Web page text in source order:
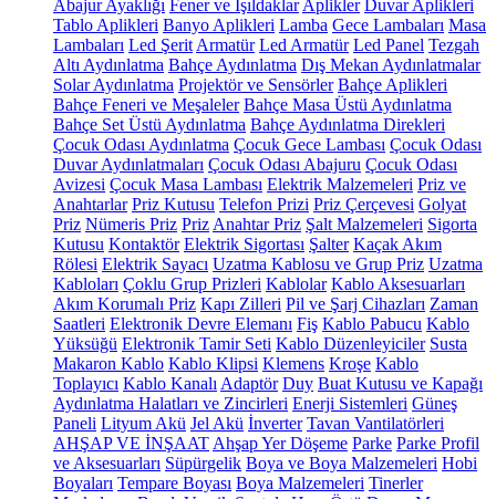
Abajur Ayaklığı Fener ve Işıldaklar Aplikler Duvar Aplikleri
Tablo Aplikleri Banyo Aplikleri Lamba Gece Lambaları Masa
Lambaları Led Şerit Armatür Led Armatür Led Panel Tezgah
Altı Aydınlatma Bahçe Aydınlatma Dış Mekan Aydınlatmalar
Solar Aydınlatma Projektör ve Sensörler Bahçe Aplikleri
Bahçe Feneri ve Meşaleler Bahçe Masa Üstü Aydınlatma
Bahçe Set Üstü Aydınlatma Bahçe Aydınlatma Direkleri
Çocuk Odası Aydınlatma Çocuk Gece Lambası Çocuk Odası
Duvar Aydınlatmaları Çocuk Odası Abajuru Çocuk Odası
Avizesi Çocuk Masa Lambası Elektrik Malzemeleri Priz ve
Anahtarlar Priz Kutusu Telefon Prizi Priz Çerçevesi Golyat
Priz Nümeris Priz Priz Anahtar Priz Şalt Malzemeleri Sigorta
Kutusu Kontaktör Elektrik Sigortası Şalter Kaçak Akım
Rölesi Elektrik Sayacı Uzatma Kablosu ve Grup Priz Uzatma
Kabloları Çoklu Grup Prizleri Kablolar Kablo Aksesuarları
Akım Korumalı Priz Kapı Zilleri Pil ve Şarj Cihazları Zaman
Saatleri Elektronik Devre Elemanı Fiş Kablo Pabucu Kablo
Yüksüğü Elektronik Tamir Seti Kablo Düzenleyiciler Susta
Makaron Kablo Kablo Klipsi Klemens Kroşe Kablo
Toplayıcı Kablo Kanalı Adaptör Duy Buat Kutusu ve Kapağı
Aydınlatma Halatları ve Zincirleri Enerji Sistemleri Güneş
Paneli Lityum Akü Jel Akü İnverter Tavan Vantilatörleri
AHŞAP VE İNŞAAT Ahşap Yer Döşeme Parke Parke Profil
ve Aksesuarları Süpürgelik Boya ve Boya Malzemeleri Hobi
Boyaları Tempare Boyası Boya Malzemeleri Tinerler